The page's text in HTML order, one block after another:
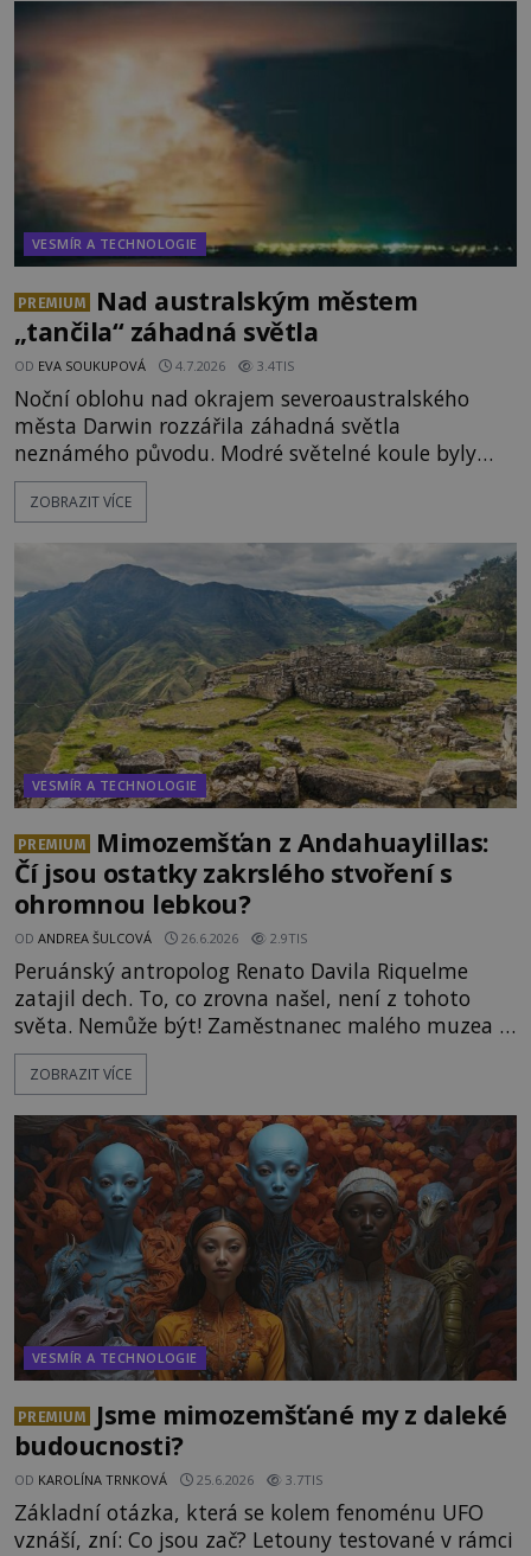
mimozemského původu? Dne 4. února roku 2023
vydává
VESMÍR A TECHNOLOGIE
PREMIUM
Nad australským městem
„tančila“ záhadná světla
OD EVA SOUKUPOVÁ 4.7.2026 3.4TIS
Noční oblohu nad okrajem severoaustralského
města Darwin rozzářila záhadná světla
neznámého původu. Modré světelné koule byly
viditelné nejméně dvacet minut, během nichž se
opakovaně objevovaly a zase mizely. Svědek, který
mohlo jít o návštěvu ze světa duchů. Záhadný
záznam okamžitě rozpoutal deb
ZOBRAZIT VÍCE
VESMÍR A TECHNOLOGIE
PREMIUM
Mimozemšťan z Andahuaylillas:
Čí jsou ostatky zakrslého stvoření s
ohromnou lebkou?
OD ANDREA ŠULCOVÁ 26.6.2026 2.9TIS
Peruánský antropolog Renato Davila Riquelme
zatajil dech. To, co zrovna našel, není z tohoto
světa. Nemůže být! Zaměstnanec malého muzea v
peruánském městečku Andahuaylillas nedaleko
legendárního Cuzca pomalu sestupuje z posvátné
Právě nalezl ostatky dvou mimozemšťanů! Vědci
nad nálezem kroutí hlavou. Už na
ZOBRAZIT VÍCE
VESMÍR A TECHNOLOGIE
PREMIUM
Jsme mimozemšťané my z daleké
budoucnosti?
OD KAROLÍNA TRNKOVÁ 25.6.2026 3.7TIS
Základní otázka, která se kolem fenoménu UFO
vznáší, zní: Co jsou zač? Letouny testované v rámci